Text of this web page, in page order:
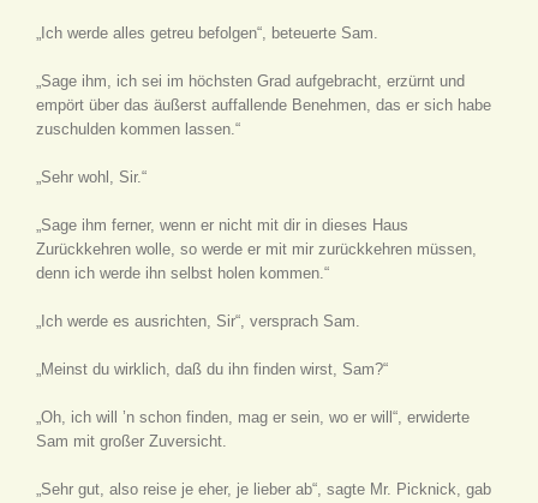
„Ich werde alles getreu befolgen“, beteuerte Sam.
„Sage ihm, ich sei im höchsten Grad aufgebracht, erzürnt und
empört über das äußerst auffallende Benehmen, das er sich habe
zuschulden kommen lassen.“
„Sehr wohl, Sir.“
„Sage ihm ferner, wenn er nicht mit dir in dieses Haus
Zurückkehren wolle, so werde er mit mir zurückkehren müssen,
denn ich werde ihn selbst holen kommen.“
„Ich werde es ausrichten, Sir“, versprach Sam.
„Meinst du wirklich, daß du ihn finden wirst, Sam?“
„Oh, ich will ’n schon finden, mag er sein, wo er will“, erwiderte
Sam mit großer Zuversicht.
„Sehr gut, also reise je eher, je lieber ab“, sagte Mr. Picknick, gab